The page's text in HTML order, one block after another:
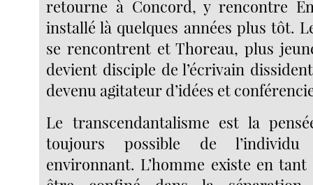
retourne à Concord, y rencontre
installé là quelques années plus tôt.
se rencontrent et Thoreau, plus
devient disciple de l’écrivain
devenu agitateur d’idées et
Le transcendantalisme est la
toujours possible de l’individu
environnant. L’homme existe en tant